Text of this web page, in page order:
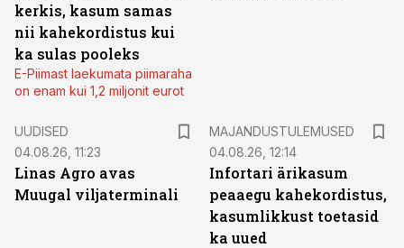
kerkis, kasum samas
nii kahekordistus kui
ka sulas pooleks
E-Piimast laekumata piimaraha
on enam kui 1,2 miljonit eurot
UUDISED
04.08.26, 11:23
Linas Agro avas
Muugal viljaterminali
MAJANDUSTULEMUSED
04.08.26, 12:14
Infortari ärikasum
peaaegu kahekordistus,
kasumlikkust toetasid
ka uued